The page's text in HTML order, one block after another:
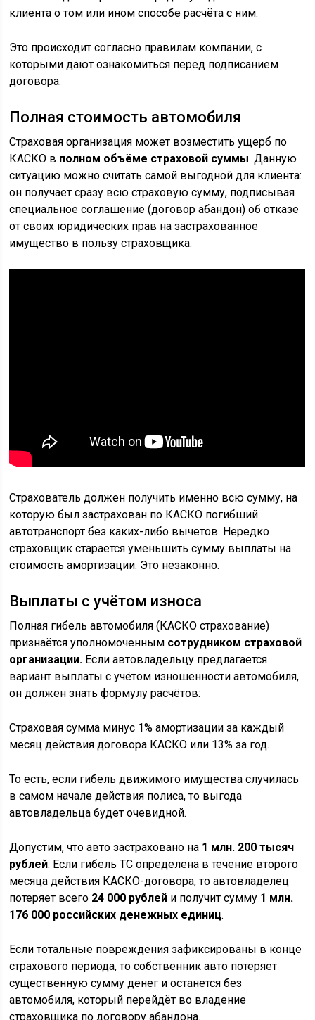
клиента о том или ином способе расчёта с ним.
Это происходит согласно правилам компании, с
которыми дают ознакомиться перед подписанием
договора.
Полная стоимость автомобиля
Страховая организация может возместить ущерб по
КАСКО в полном объёме страховой суммы. Данную
ситуацию можно считать самой выгодной для клиента:
он получает сразу всю страховую сумму, подписывая
специальное соглашение (договор абандон) об отказе
от своих юридических прав на застрахованное
имущество в пользу страховщика.
Страхователь должен получить именно всю сумму, на
которую был застрахован по КАСКО погибший
автотранспорт без каких-либо вычетов. Нередко
страховщик старается уменьшить сумму выплаты на
стоимость амортизации. Это незаконно.
Выплаты с учётом износа
Полная гибель автомобиля (КАСКО страхование)
признаётся уполномоченным сотрудником страховой
организации. Если автовладельцу предлагается
вариант выплаты с учётом изношенности автомобиля,
он должен знать формулу расчётов:
Страховая сумма минус 1% амортизации за каждый
месяц действия договора КАСКО или 13% за год.
То есть, если гибель движимого имущества случилась
в самом начале действия полиса, то выгода
автовладельца будет очевидной.
Допустим, что авто застраховано на 1 млн. 200 тысяч
рублей. Если гибель ТС определена в течение второго
месяца действия КАСКО-договора, то автовладелец
потеряет всего 24 000 рублей и получит сумму 1 млн.
176 000 российских денежных единиц.
Если тотальные повреждения зафиксированы в конце
страхового периода, то собственник авто потеряет
существенную сумму денег и останется без
автомобиля, который перейдёт во владение
страховщика по договору абандона.